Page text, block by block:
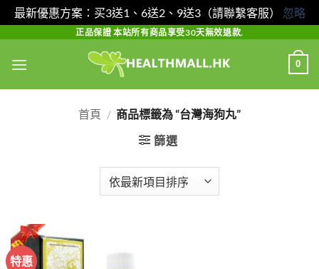
最新優惠方案：买3送1、6送2、9送3（請聯繫客服） 忽略
content
正品保證 本站所有商品享受30天無效退款.
0
首頁 / 商品標籤為 “台灣海狗丸”
篩選
特惠